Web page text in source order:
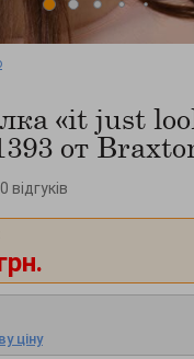
«it just
от
0 відгуків
ціну